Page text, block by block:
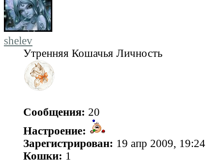
shelev
Утренняя Кошачья Личность
Сообщения: 20
Настроение:
Зарегистрирован: 19 апр 2009, 19:24
Кошки: 1